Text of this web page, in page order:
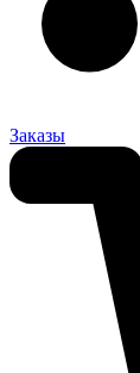
Заказы